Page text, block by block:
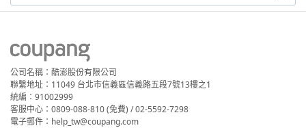
公司名稱：酷澎股份有限公司
聯繫地址：11049 台北市信義區信義路五段7號13樓之1
統編：91002999
客服中心：0809-088-810 (免費) / 02-5592-7298
電子郵件：help_tw@coupang.com